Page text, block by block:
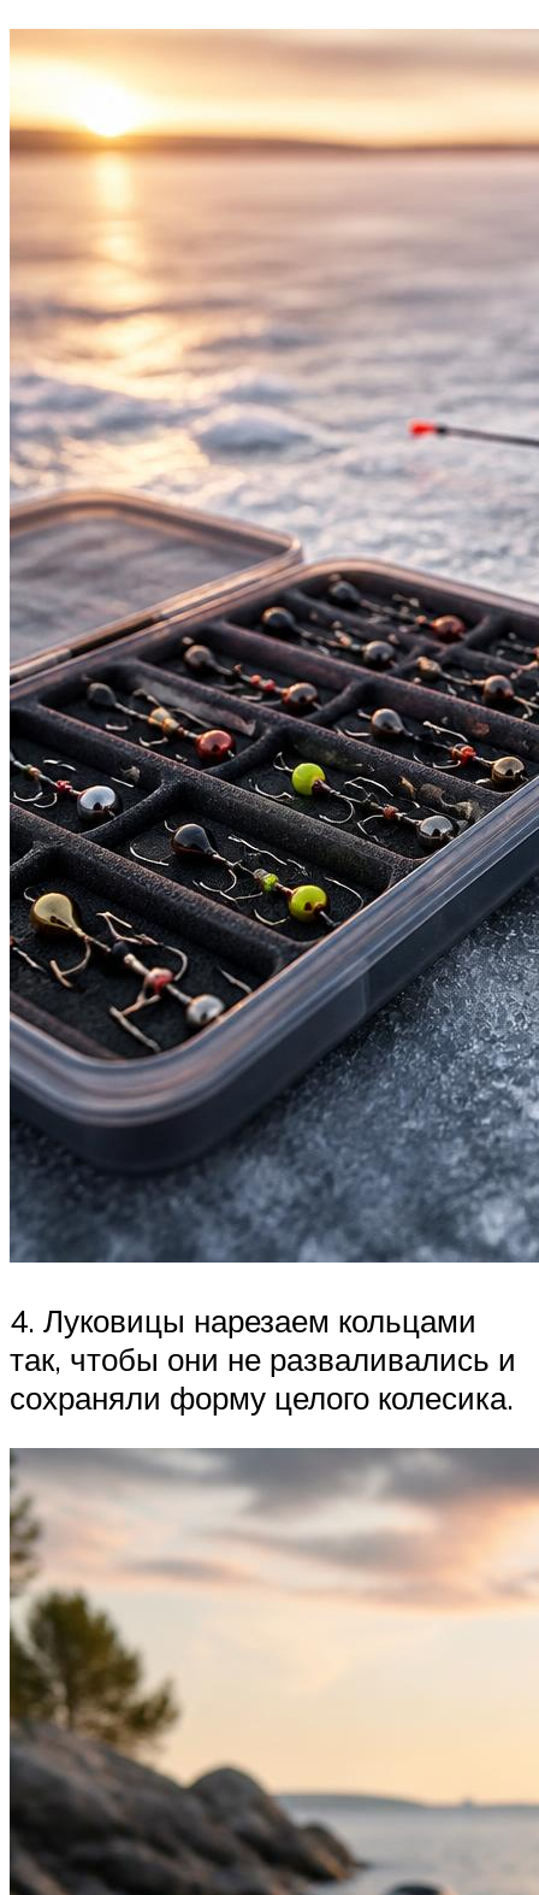
4. Луковицы нарезаем кольцами
так, чтобы они не разваливались и
сохраняли форму целого колесика.